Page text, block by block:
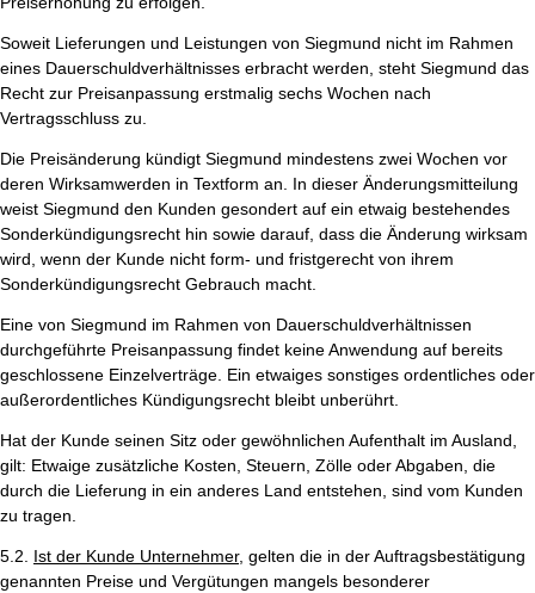
Soweit Lieferungen und Leistungen von Siegmund nicht im Rahmen
eines Dauerschuldverhältnisses erbracht werden, steht Siegmund das
Recht zur Preisanpassung erstmalig sechs Wochen nach
Vertragsschluss zu.
Die Preisänderung kündigt Siegmund mindestens zwei Wochen vor
deren Wirksamwerden in Textform an. In dieser Änderungsmitteilung
weist Siegmund den Kunden gesondert auf ein etwaig bestehendes
Sonderkündigungsrecht hin sowie darauf, dass die Änderung wirksam
wird, wenn der Kunde nicht form- und fristgerecht von ihrem
Sonderkündigungsrecht Gebrauch macht.
Eine von Siegmund im Rahmen von Dauerschuldverhältnissen
durchgeführte Preisanpassung findet keine Anwendung auf bereits
geschlossene Einzelverträge. Ein etwaiges sonstiges ordentliches oder
außerordentliches Kündigungsrecht bleibt unberührt.
Hat der Kunde seinen Sitz oder gewöhnlichen Aufenthalt im Ausland,
gilt: Etwaige zusätzliche Kosten, Steuern, Zölle oder Abgaben, die
durch die Lieferung in ein anderes Land entstehen, sind vom Kunden
zu tragen.
5.2. Ist der Kunde Unternehmer, gelten die in der Auftragsbestätigung
genannten Preise und Vergütungen mangels besonderer